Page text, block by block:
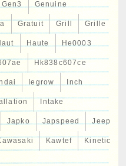
Gen3 Genuine
Gratuit Grill Grille
Haute He0003
Hk838c607ce
Iegrow Inch
Intake
Japko Japspeed Jeep
Kawtef Kinetic